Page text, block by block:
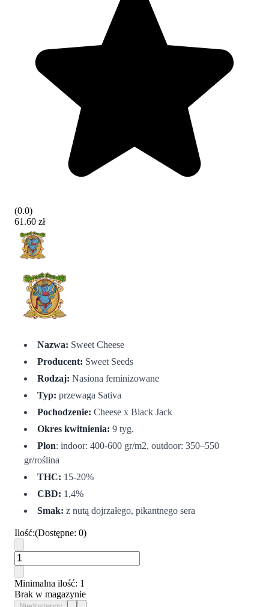
(0.0)
61.60 zł
Nazwa: Sweet Cheese
Producent: Sweet Seeds
Rodzaj: Nasiona feminizowane
Typ: przewaga Sativa
Pochodzenie: Cheese x Black Jack
Okres kwitnienia: 9 tyg.
Plon: indoor: 400-600 gr/m2, outdoor: 350–550
gr/roślina
THC: 15-20%
CBD: 1,4%
Smak: z nutą dojrzałego, pikantnego sera
Ilość:(Dostępne: 0)
Minimalna ilość: 1
Brak w magazynie